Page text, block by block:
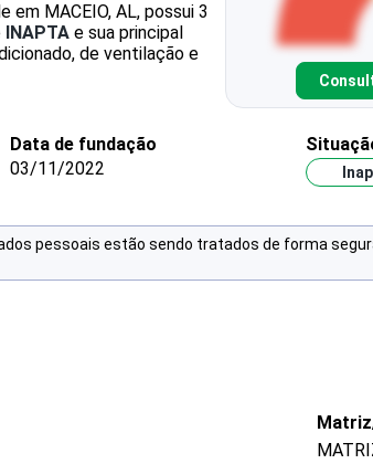
em MACEIO, AL, possui 3
INAPTA e sua principal
de ventilação e
Data de fundação
03/11/2022
pessoais estão sendo tratados de forma